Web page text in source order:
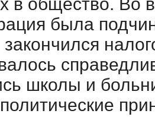
была
школы и